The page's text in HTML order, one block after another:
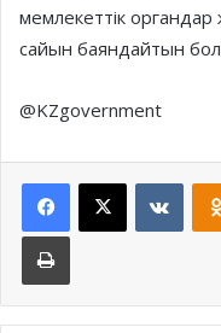
мемлекеттік органдар
сайын баяндайтын
@KZgovernment
Facebook
X
Print